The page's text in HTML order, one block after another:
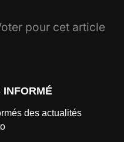
pour cet article
INFORMÉ
des actualités